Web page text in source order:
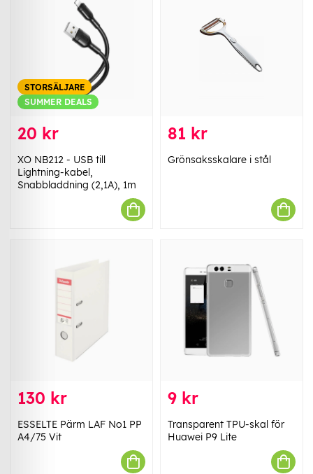
STORSÄLJARE
SUMMER DEALS
20 kr
XO NB212 - USB till
Lightning-kabel,
Snabbladdning (2,1A), 1m
81 kr
Grönsaksskalare i stål
130 kr
ESSELTE Pärm LAF No1 PP
A4/75 Vit
9 kr
Transparent TPU-skal för
Huawei P9 Lite